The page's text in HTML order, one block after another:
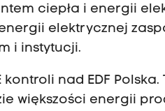
ciepła i energii
elektrycznej
i instytucji.
nad EDF
większości energii